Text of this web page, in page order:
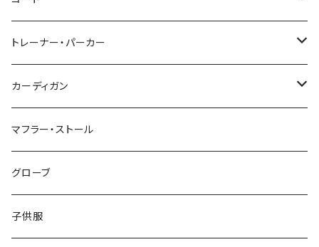
48/L
50/XL～
46/M
48/L
50/XL～
～44/S
46/M
48/L
50/XL～
トレーナー・パーカー
～44/S
46/M
48/L
50/XL～
カーディガン
～44/S
46/M
48/L
マフラー・ストール
グローブ
子供服